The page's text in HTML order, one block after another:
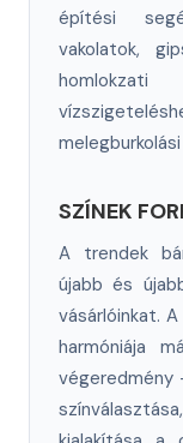
építési
vakolatok,
SZÍNEK
A trendek
újabb és
vásárlóinkat.
harmóniája
végeredmény